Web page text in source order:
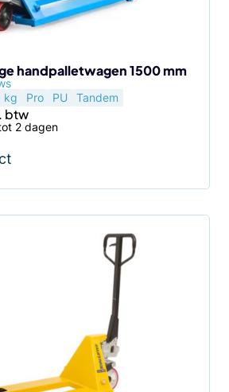
handpalletwagen 1500 mm
kg Pro PU Tandem
2 dagen